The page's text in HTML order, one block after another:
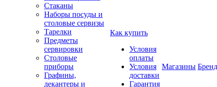
Стаканы
Наборы посуды и
столовые сервизы
Тарелки
Предметы
сервировки
Столовые
приборы
Графины,
декантеры и
Как купить
Условия
оплаты
Условия
доставки
Гарантия
Магазины